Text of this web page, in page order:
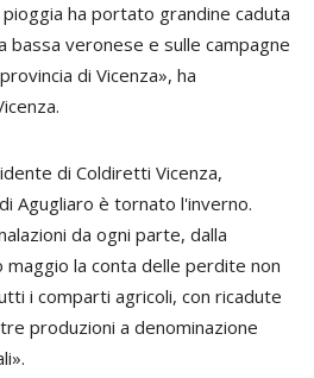
ha portato grandine caduta
bassa veronese e sulle campagne
di Vicenza», ha
di Coldiretti Vicenza,
Agugliaro è tornato l'inverno.
da ogni parte, dalla
maggio la conta delle perdite non
i comparti agricoli, con ricadute
produzioni a denominazione